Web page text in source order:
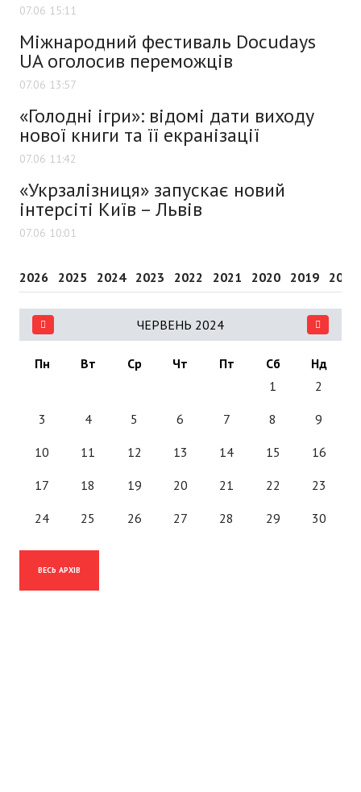
07.06 15:11
Міжнародний фестиваль Docudays
UA оголосив переможців
07.06 13:57
«Голодні ігри»: відомі дати виходу
нової книги та її екранізації
07.06 11:42
«Укрзалізниця» запускає новий
інтерсіті Київ – Львів
07.06 10:01
2026 2025 2024 2023 2022 2021 2020 2019 2018
ЧЕРВЕНЬ 2024
Пн Вт Ср Чт Пт Сб
Нд
1
2
3 4 5 6 7 8 9
10 11 12 13 14 15 16
17 18 19 20 21 22 23
24 25 26 27 28 29 30
ВЕСЬ АРХІВ